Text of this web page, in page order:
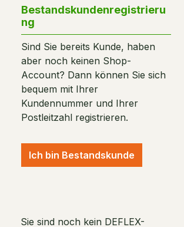
Bestandskundenregistrieru
ng
Sind Sie bereits Kunde, haben
aber noch keinen Shop-
Account? Dann können Sie sich
bequem mit Ihrer
Kundennummer und Ihrer
Postleitzahl registrieren.
Ich bin Bestandskunde
Sie sind noch kein DEFLEX-